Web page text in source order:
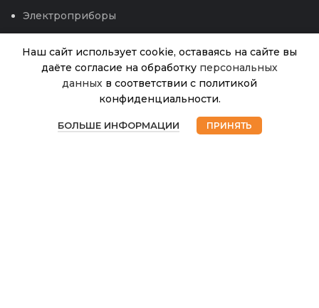
Электроприборы
Наш сайт использует cookie, оставаясь на сайте вы
даёте согласие на обработку персональных
данных в соответствии с политикой
конфиденциальности.
БОЛЬШЕ ИНФОРМАЦИИ ПРИНЯТЬ
Кабачок Кукурзелле
39.00 ₽
Нет в
наличии
Магазин Избранное Корзина Мой аккаунт